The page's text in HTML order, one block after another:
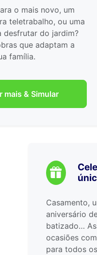
o mais novo, um
teletrabalho, ou uma
desfrutar do jardim?
que adaptam a
família.
mais & Simular
Casamento,
aniversário
batizado…
ocasiões
para todos